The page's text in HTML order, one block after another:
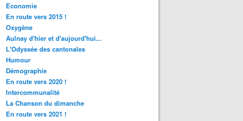
Economie
En route vers 2015 !
Oxygène
Aulnay d'hier et d'aujourd'hui...
L'Odyssée des cantonales
Humour
Démographie
En route vers 2020 !
Intercommunalité
La Chanson du dimanche
En route vers 2021 !